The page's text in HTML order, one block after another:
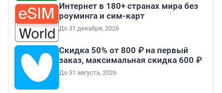
Интернет в 180+ странах мира без
роуминга и сим-карт
До 31 декабря, 2026
Скидка 50% от 800 ₽ на первый
заказ, максимальная скидка 600 ₽
До 31 августа, 2026